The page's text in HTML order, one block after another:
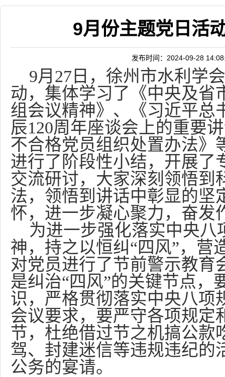
9月份主题党日活
发布时间：2024-09-28
9月27日，徐州市水利学
动，集体学习了《中央及省
组会议精神》、《习近平总
辰120周年座谈会上的重要
不合格党员组织处置办法》
进行了阶段性小结，开展了
交流研讨，大家深刻领悟到
法，领悟到讲话中彰显的坚
怀，进一步凝心聚力，奋发
为进一步强化落实中央八
神，持之以恒纠“四风”，营
对党员进行了节前警示教育
是纠治“四风”的关键节点，
识，严格贯彻落实中央八项
会议要求，要严守各项规定
节，杜绝借过节之机搞公款
驾、封建迷信等违规违纪的
公务的宴请。